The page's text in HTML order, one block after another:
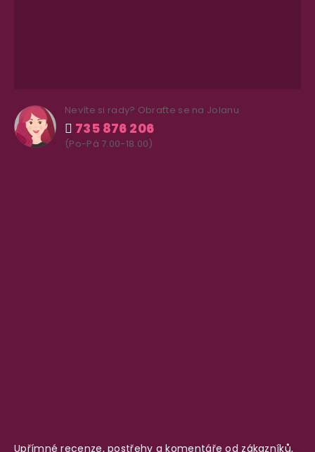
Nevíte si rady? Obraťte se na Jolanu
735 876 206
(Po-Pá 7.00-18.00)
Upřímné recenze, postřehy a komentáře od zákazníků,